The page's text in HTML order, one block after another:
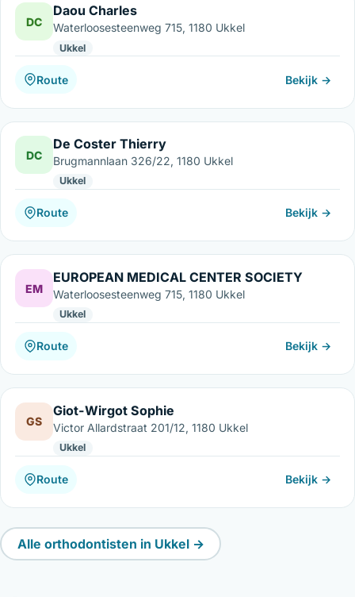
DC
Daou Charles
Waterloosesteenweg 715, 1180 Ukkel
Ukkel
Route Bekijk →
DC
De Coster Thierry
Brugmannlaan 326/22, 1180 Ukkel
Ukkel
Route Bekijk →
EM
EUROPEAN MEDICAL CENTER SOCIETY
Waterloosesteenweg 715, 1180 Ukkel
Ukkel
Route Bekijk →
GS
Giot-Wirgot Sophie
Victor Allardstraat 201/12, 1180 Ukkel
Ukkel
Route Bekijk →
Alle orthodontisten in Ukkel →